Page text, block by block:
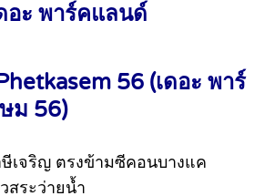
อะ พาร์คแลนด์
56 (เดอะ พาร์
ม 56)
เจริญ ตรงข้ามซีคอนบางแค
สระว่ายน้ำ